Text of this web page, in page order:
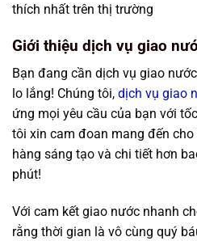
thích nhất trên thị trường
Giới thiệu dịch vụ giao
Bạn đang cần dịch vụ giao
lo lắng! Chúng tôi, dịch vụ giao
ứng mọi yêu cầu của bạn với
tôi xin cam đoan mang đến
hàng sáng tạo và chi tiết hơn
phút!
Với cam kết giao nước nhanh
rằng thời gian là vô cùng quý